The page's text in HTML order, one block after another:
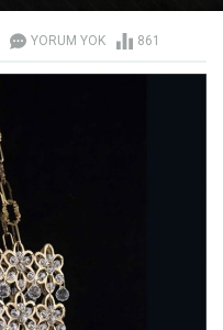
YORUM YOK 861